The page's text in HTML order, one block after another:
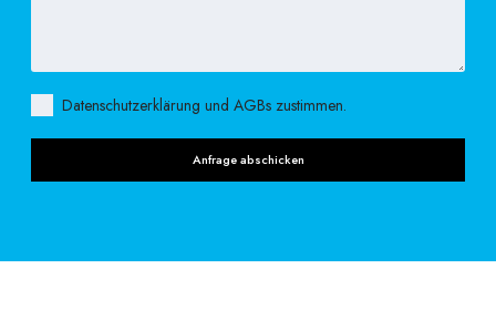
Datenschutzerklärung und AGBs zustimmen.